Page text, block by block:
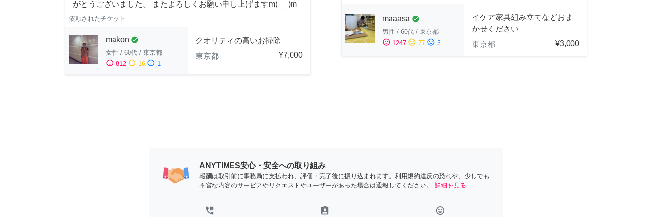
がとうございました。 またよろしくお願い申し上げますm(_ _)m
依頼されたチケット
makon check_circle
女性 / 60代 / 東京都
sentiment_satisfied 812 sentiment_neutral 16 sentiment_dissatisfied 1
クオリティの高いお掃除
東京都
¥7,000
maaasa check_circle
男性 / 60代 / 東京都
sentiment_satisfied 1247 sentiment_neutral 77 sentiment_dissatisfied 3
イケア家具組み立てなどおま
かせください
東京都
¥3,000
ANYTIMES安心・安全への取り組み
報酬は取引前に事務局に支払われ、評価・完了後に振り込まれます。利用規約違反の恐れや、少しでも
不審な内容のサービスやリクエストやユーザーがあった場合は通報してください。
詳細を見る
perm_phone_msg assignment_ind tag_faces